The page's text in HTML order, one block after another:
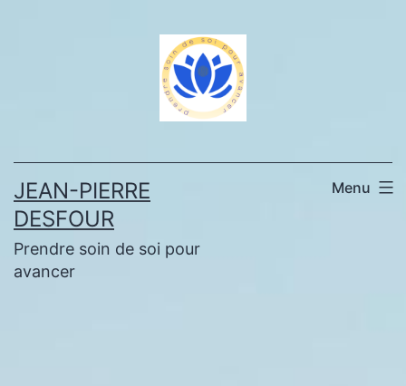
JEAN-PIERRE
DESFOUR
Prendre soin de soi pour
avancer
Menu